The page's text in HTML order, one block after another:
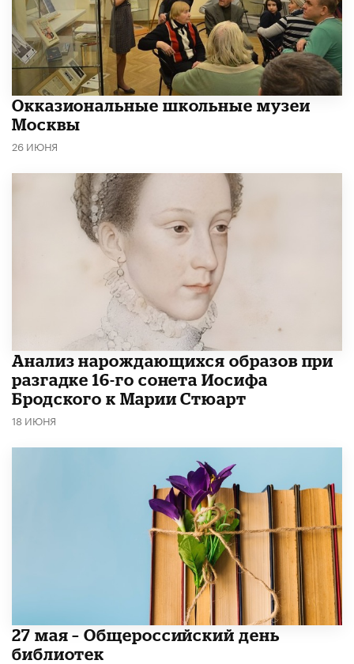
​Окказиональные школьные музеи
Москвы
26 ИЮНЯ
Анализ нарождающихся образов при
разгадке 16-го сонета Иосифа
Бродского к Марии Стюарт
18 ИЮНЯ
​27 мая – Общероссийский день
библиотек